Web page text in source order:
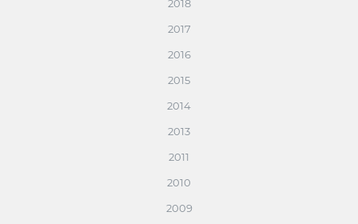
2018
2017
2016
2015
2014
2013
2011
2010
2009